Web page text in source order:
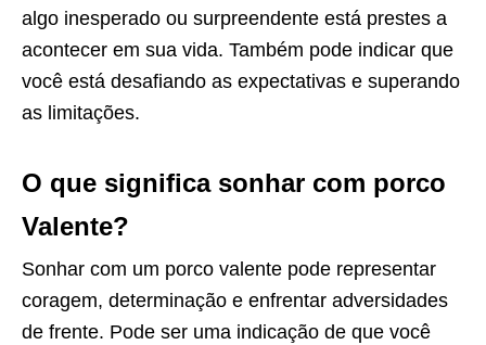
algo inesperado ou surpreendente está prestes a
acontecer em sua vida. Também pode indicar que
você está desafiando as expectativas e superando
as limitações.
O que significa sonhar com porco
Valente?
Sonhar com um porco valente pode representar
coragem, determinação e enfrentar adversidades
de frente. Pode ser uma indicação de que você